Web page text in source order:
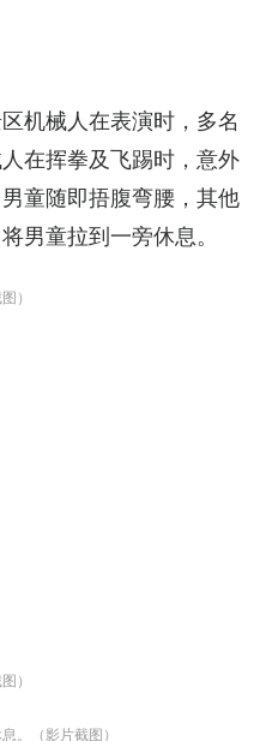
机械人在表演时，多名
在挥拳及飞踢时，意外
童随即捂腹弯腰，其他
男童拉到一旁休息。
）
）
。（影片截图）